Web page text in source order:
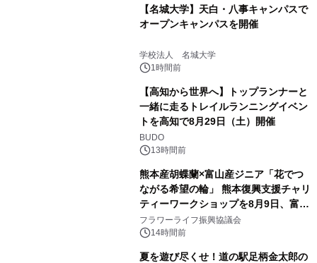
【名城大学】天白・八事キャンパスで
オープンキャンパスを開催
学校法人 名城大学
1時間前
【高知から世界へ】トップランナーと
一緒に走るトレイルランニングイベン
トを高知で8月29日（土）開催
BUDO
13時間前
熊本産胡蝶蘭×富山産ジニア「花でつ
ながる希望の輪」 熊本復興支援チャリ
ティーワークショップを8月9日、富
山・射水で開催
フラワーライフ振興協議会
14時間前
夏を遊び尽くせ！道の駅足柄金太郎の